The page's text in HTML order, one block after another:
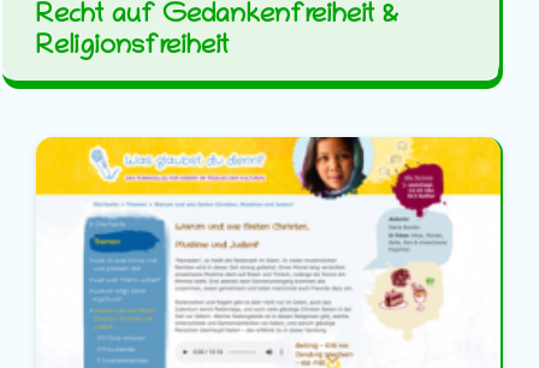
Recht auf Gedankenfreiheit &
Religionsfreiheit